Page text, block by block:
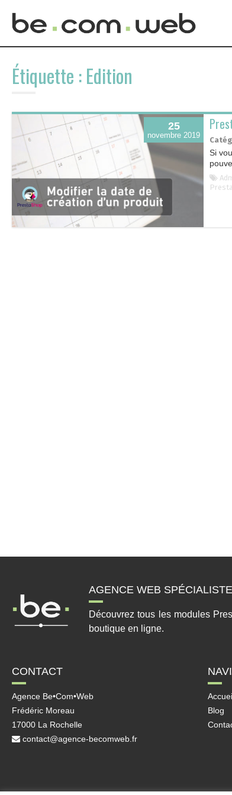
contentÉtiquette :Edition
25
novembre 2019
Si
AGENCE WEB
Découvrez tous les modules
boutique en ligne.
CONTACT
Agence Be•Com•Web
Frédéric Moreau
17000 La Rochelle
contact@agence-becomweb.fr
Blog